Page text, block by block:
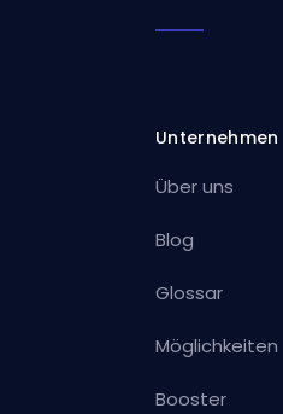
Unternehmen
Über uns
Blog
Glossar
Möglichkeiten
Booster